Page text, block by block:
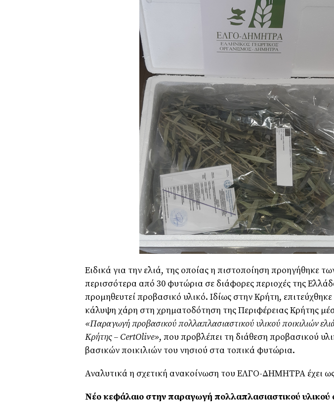
Ειδικά για την ελιά, της οποίας η πιστοποίηση προηγήθηκε
περισσότερα από 30 φυτώρια σε διάφορες περιοχές της
προμηθευτεί προβασικό υλικό. Ιδίως στην Κρήτη,
κάλυψη χάρη στη χρηματοδότηση της Περιφέρειας Κρήτης
«Παραγωγή προβασικού πολλαπλασιαστικού υλικού ποικιλιών
Κρήτης – CertOlive», που προβλέπει τη διάθεση προβασικού
βασικών ποικιλιών του νησιού στα τοπικά φυτώρια.
Αναλυτικά η σχετική ανακοίνωση του ΕΛΓΟ-ΔΗΜΗΤΡΑ έχει
Nέο κεφάλαιο στην παραγωγή πολλαπλασιαστικού